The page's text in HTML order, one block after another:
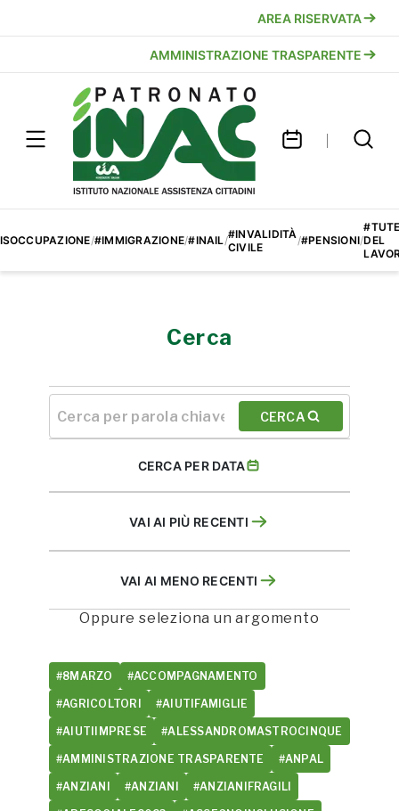
AREA RISERVATA
AMMINISTRAZIONE TRASPARENTE
/#IMMIGRAZIONE/#INAIL/#INVALIDITÀ
CIVILE
/#PENSIONI/DEL
Cerca
CERCA
CERCA PER DATA
VAI AI PIÙ RECENTI
VAI AI MENO RECENTI
Oppure seleziona un argomento
#8MARZO #ACCOMPAGNAMENTO
#AGRICOLTORI #AIUTIFAMIGLIE
#AIUTIIMPRESE #ALESSANDROMASTROCINQUE
#AMMINISTRAZIONE TRASPARENTE #ANPAL
#ANZIANI #ANZIANI #ANZIANIFRAGILI